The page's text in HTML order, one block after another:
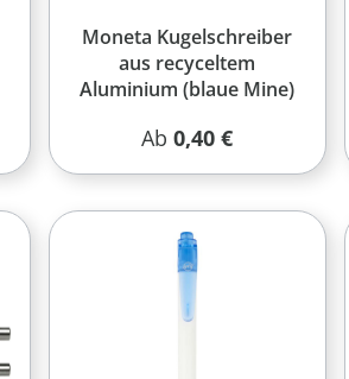
Moneta Kugelschreiber
aus recyceltem
Aluminium (blaue Mine)
Regulärer Preis:
Ab0,40 €